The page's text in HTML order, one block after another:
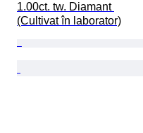
1.00ct. tw. Diamant
(Cultivat în laborator)